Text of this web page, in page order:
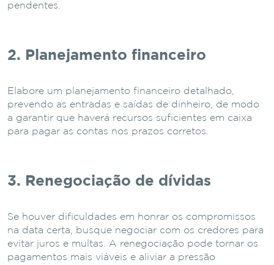
pendentes.
2. Planejamento financeiro
Elabore um planejamento financeiro detalhado,
prevendo as entradas e saídas de dinheiro, de modo
a garantir que haverá recursos suficientes em caixa
para pagar as contas nos prazos corretos.
3. Renegociação de dívidas
Se houver dificuldades em honrar os compromissos
na data certa, busque negociar com os credores para
evitar juros e multas. A renegociação pode tornar os
pagamentos mais viáveis e aliviar a pressão